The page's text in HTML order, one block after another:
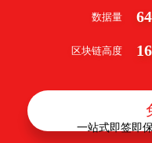
数据量 64
区块链高度
一站式即签即